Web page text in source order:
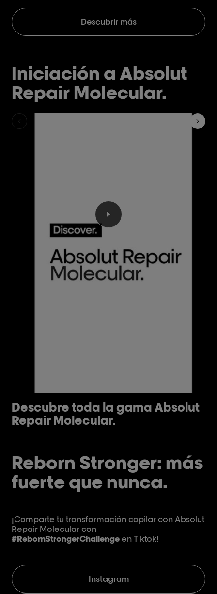
Descubrir más
Iniciación a Absolut
Repair Molecular.
Reproducir el video
Descubre toda la gama Absolut
Repair Molecular.
Reborn Stronger: más
fuerte que nunca.
¡Comparte tu transformación capilar con Absolut
Repair Molecular con
#RebornStrongerChallenge en Tiktok!
Instagram